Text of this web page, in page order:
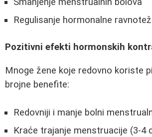
Regulisanje hormonalne
Pozitivni efekti hormonskih
Mnoge žene koje redovno koriste
brojne benefite:
Redovniji i manje bolni
Kraće trajanje menstruacije (3-4